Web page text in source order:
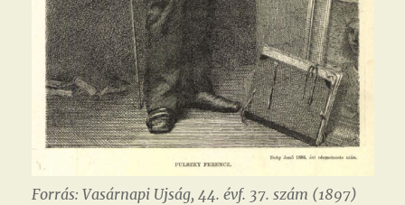
Forrás: Vasárnapi Ujság, 44. évf. 37. szám (1897)